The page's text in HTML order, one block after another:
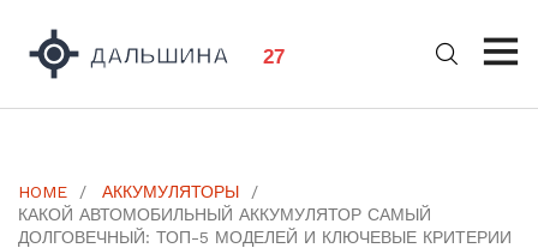
HOME
АККУМУЛЯТОРЫ
КАКОЙ АВТОМОБИЛЬНЫЙ АККУМУЛЯТОР САМЫЙ
ДОЛГОВЕЧНЫЙ: ТОП-5 МОДЕЛЕЙ И КЛЮЧЕВЫЕ КРИТЕРИИ